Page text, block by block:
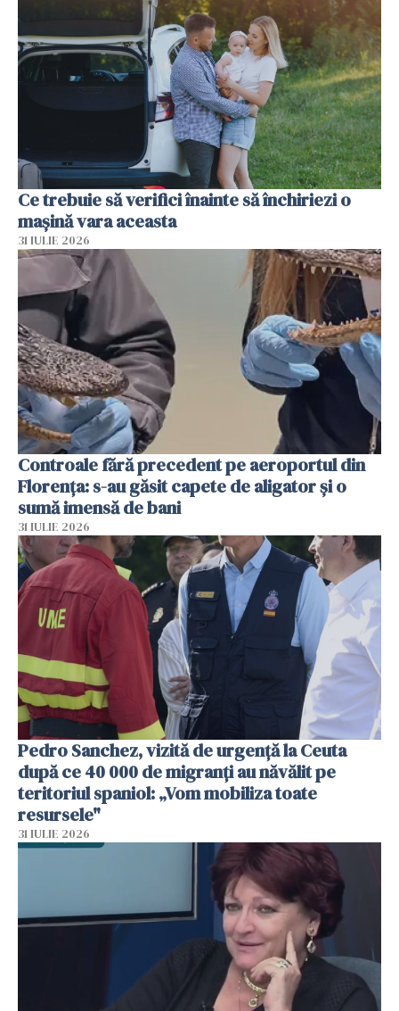
Ce trebuie să verifici înainte să închiriezi o
mașină vara aceasta
31 IULIE 2026
Controale fără precedent pe aeroportul din
Florența: s-au găsit capete de aligator și o
sumă imensă de bani
31 IULIE 2026
Pedro Sanchez, vizită de urgență la Ceuta
după ce 40 000 de migranți au năvălit pe
teritoriul spaniol: „Vom mobiliza toate
resursele"
31 IULIE 2026